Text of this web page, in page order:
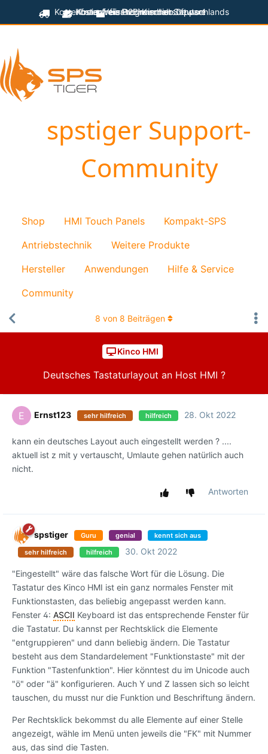
Kostenfreier technischer Support
Kostenfreier Versand innerhalb Deutschlands
Kostenfreie Programmiersoftware
für B2B-Kunden
spstiger Support-
Community
Shop HMI Touch Panels
Kompakt-SPS
Antriebstechnik
Weitere Produkte
Hersteller
Anwendungen
Hilfe & Service
Community
Kinco HMI
Deutsches Tastaturlayout an Host HMI ?
8 von 8 Beiträgen
E Ernst123 sehr hilfreich hilfreich 28. Okt 2022
kann ein deutsches Layout auch eingestellt werden ? ....
aktuell ist z mit y vertauscht, Umlaute gehen natürlich auch
nicht.
Antworten
spstiger Guru genial kennt sich aus
sehr hilfreich hilfreich 30. Okt 2022
"Eingestellt" wäre das falsche Wort für die Lösung. Die
Tastatur des Kinco HMI ist ein ganz normales Fenster mit
Funktionstasten, das beliebig angepasst werden kann.
Fenster 4: ASCII Keyboard ist das entsprechende Fenster für
die Tastatur. Du kannst per Rechtsklick die Elemente
"entgruppieren" und dann beliebig ändern. Die Tastatur
besteht aus dem Standardelement "Funktionstaste" mit der
Funktion "Tastenfunktion". Hier könntest du im Unicode auch
"ö" oder "ä" konfigurieren. Auch Y und Z lassen sich so leicht
tauschen, du musst nur die Funktion und Beschriftung ändern.
Per Rechtsklick bekommst du alle Elemente auf einer Stelle
angezeigt, wähle im Menü unten jeweils die "FK" mit Nummer
aus, das sind die Tasten.